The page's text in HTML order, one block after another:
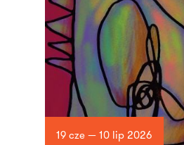
19 cze — 10 lip 2026